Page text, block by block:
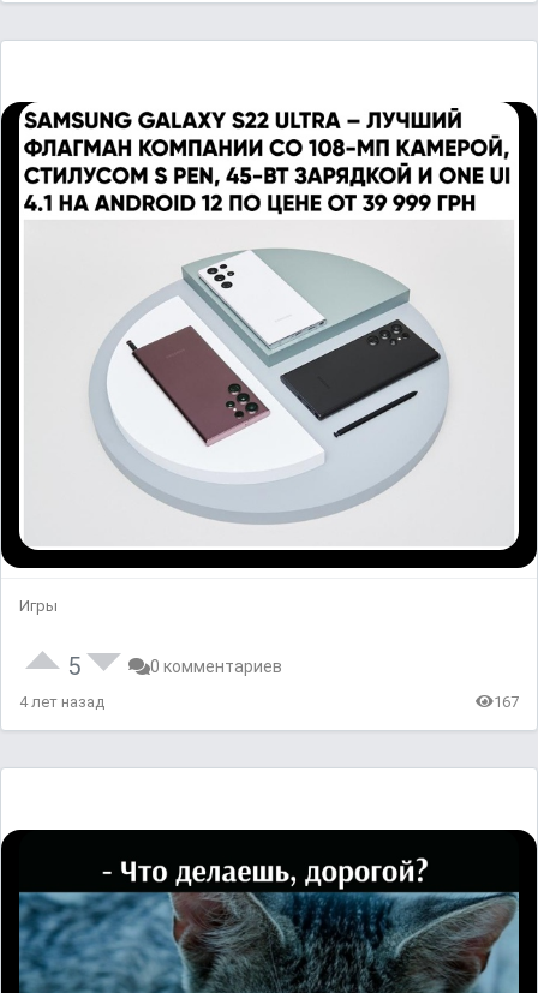
Игры
5 0 комментариев
4 лет назад 167